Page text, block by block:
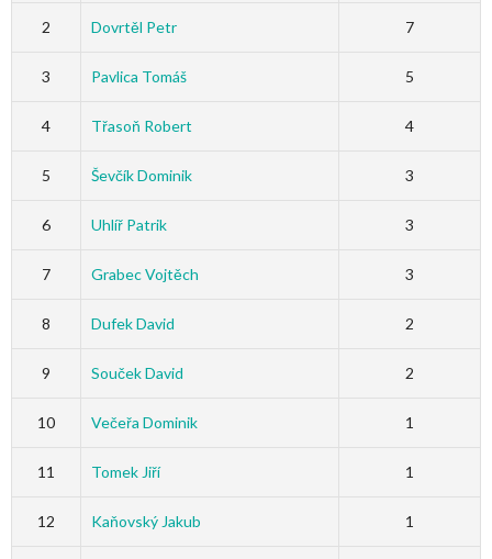
2 Dovrtěl Petr 7
3 Pavlica Tomáš 5
4 Třasoň Robert 4
5 Ševčík Dominik 3
6 Uhlíř Patrik 3
7 Grabec Vojtěch 3
8 Dufek David 2
9 Souček David 2
10 Večeřa Dominik 1
11 Tomek Jiří 1
12 Kaňovský Jakub 1